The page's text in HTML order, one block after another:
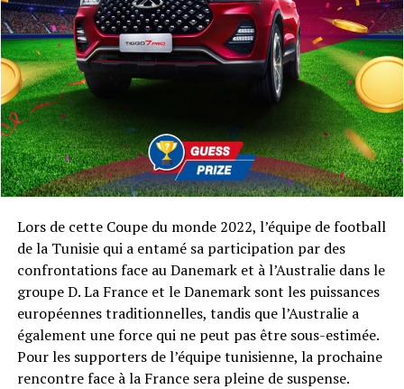
Lors de cette Coupe du monde 2022, l’équipe de football
de la Tunisie qui a entamé sa participation par des
confrontations face au Danemark et à l’Australie dans le
groupe D. La France et le Danemark sont les puissances
européennes traditionnelles, tandis que l’Australie a
également une force qui ne peut pas être sous-estimée.
Pour les supporters de l’équipe tunisienne, la prochaine
rencontre face à la France sera pleine de suspense.